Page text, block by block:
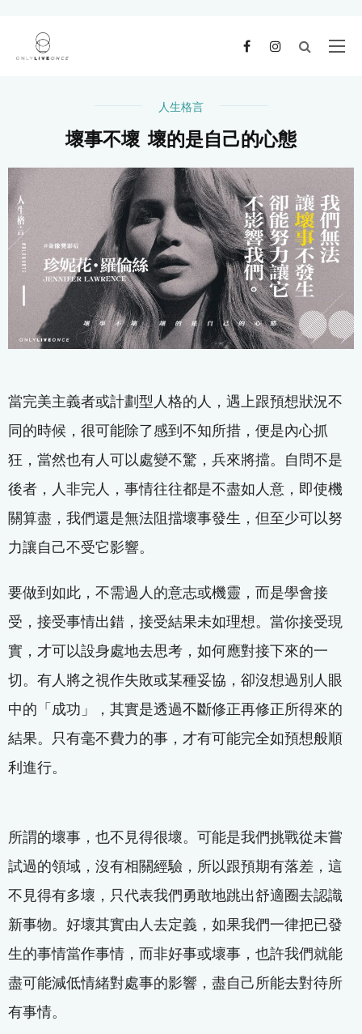
人生格言
壞事不壞 壞的是自己的心態
當完美主義者或計劃型人格的人，遇上跟預想狀況不
同的時候，很可能除了感到不知所措，便是內心抓
狂，當然也有人可以處變不驚，兵來將擋。自問不是
後者，人非完人，事情往往都是不盡如人意，即使機
關算盡，我們還是無法阻擋壞事發生，但至少可以努
力讓自己不受它影響。
要做到如此，不需過人的意志或機靈，而是學會接
受，接受事情出錯，接受結果未如理想。當你接受現
實，才可以設身處地去思考，如何應對接下來的一
切。有人將之視作失敗或某種妥協，卻沒想過別人眼
中的「成功」，其實是透過不斷修正再修正所得來的
結果。只有毫不費力的事，才有可能完全如預想般順
利進行。
所謂的壞事，也不見得很壞。可能是我們挑戰從未嘗
試過的領域，沒有相關經驗，所以跟預期有落差，這
不見得有多壞，只代表我們勇敢地跳出舒適圈去認識
新事物。好壞其實由人去定義，如果我們一律把已發
生的事情當作事情，而非好事或壞事，也許我們就能
盡可能減低情緒對處事的影響，盡自己所能去對待所
有事情。